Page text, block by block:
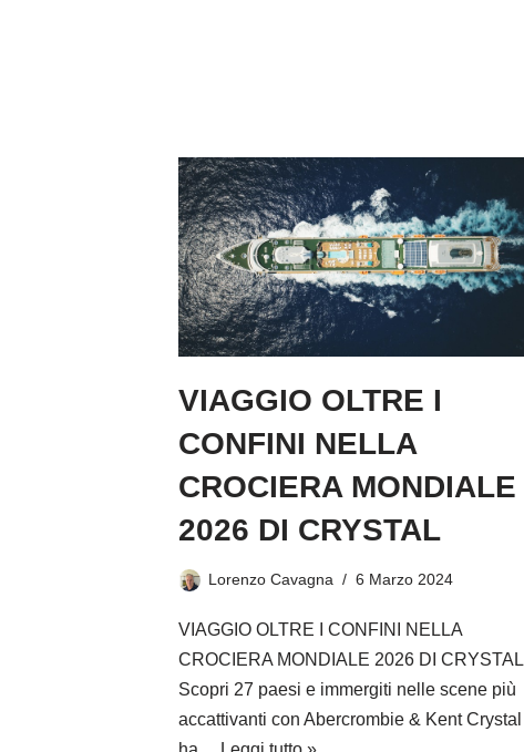
VIAGGIO OLTRE I
CONFINI NELLA
CROCIERA MONDIALE
2026 DI CRYSTAL
Lorenzo Cavagna 6 Marzo 2024
VIAGGIO OLTRE I CONFINI NELLA
CROCIERA MONDIALE 2026 DI CRYSTAL
Scopri 27 paesi e immergiti nelle scene più
accattivanti con Abercrombie & Kent Crystal